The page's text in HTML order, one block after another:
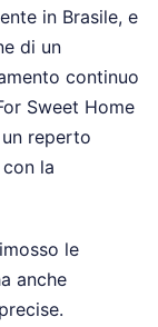
in Brasile, e
di un
continuo
Sweet Home
reperto
la
le
anche